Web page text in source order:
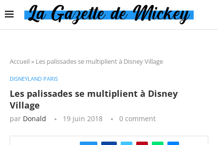
Accueil » Les palissades se multiplient à Disney Village
DISNEYLAND PARIS
Les palissades se multiplient à Disney
Village
par Donald 19 juin 2018 0 comment